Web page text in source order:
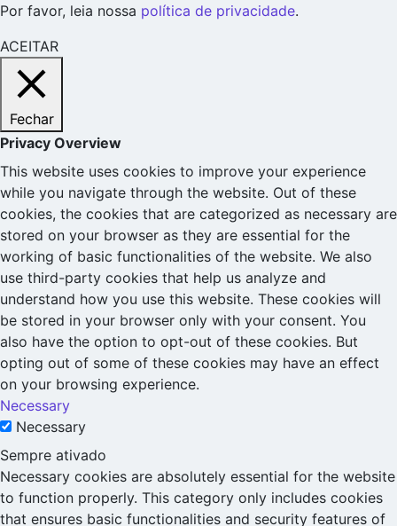
Por favor, leia nossa política de privacidade.
ACEITAR
Fechar
Privacy Overview
This website uses cookies to improve your experience
while you navigate through the website. Out of these
cookies, the cookies that are categorized as necessary are
stored on your browser as they are essential for the
working of basic functionalities of the website. We also
use third-party cookies that help us analyze and
understand how you use this website. These cookies will
be stored in your browser only with your consent. You
also have the option to opt-out of these cookies. But
opting out of some of these cookies may have an effect
on your browsing experience.
Necessary
Necessary
Sempre ativado
Necessary cookies are absolutely essential for the website
to function properly. This category only includes cookies
that ensures basic functionalities and security features of